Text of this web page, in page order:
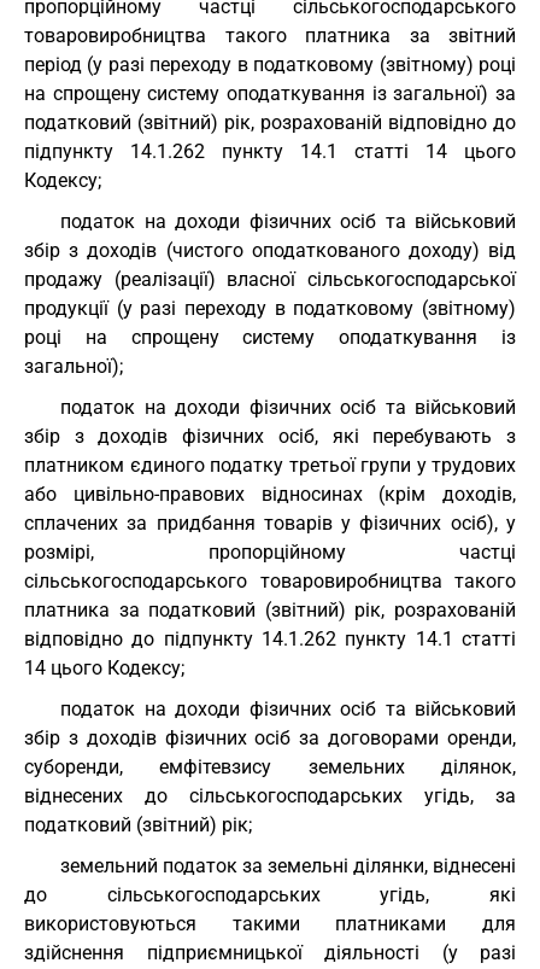
пропорційному частці сільськогосподарського
товаровиробництва такого платника за звітний
період (у разі переходу в податковому (звітному) році
на спрощену систему оподаткування із загальної) за
податковий (звітний) рік, розрахованій відповідно до
підпункту 14.1.262 пункту 14.1 статті 14 цього
Кодексу;
податок на доходи фізичних осіб та військовий
збір з доходів (чистого оподаткованого доходу) від
продажу (реалізації) власної сільськогосподарської
продукції (у разі переходу в податковому (звітному)
році на спрощену систему оподаткування із
загальної);
податок на доходи фізичних осіб та військовий
збір з доходів фізичних осіб, які перебувають з
платником єдиного податку третьої групи у трудових
або цивільно-правових відносинах (крім доходів,
сплачених за придбання товарів у фізичних осіб), у
розмірі, пропорційному частці
сільськогосподарського товаровиробництва такого
платника за податковий (звітний) рік, розрахованій
відповідно до підпункту 14.1.262 пункту 14.1 статті
14 цього Кодексу;
податок на доходи фізичних осіб та військовий
збір з доходів фізичних осіб за договорами оренди,
суборенди, емфітевзису земельних ділянок,
віднесених до сільськогосподарських угідь, за
податковий (звітний) рік;
земельний податок за земельні ділянки, віднесені
до сільськогосподарських угідь, які
використовуються такими платниками для
здійснення підприємницької діяльності (у разі